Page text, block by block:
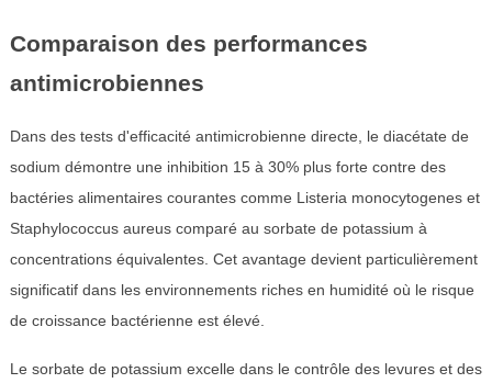
Comparaison des performances
antimicrobiennes
Dans des tests d'efficacité antimicrobienne directe, le diacétate de
sodium démontre une inhibition 15 à 30% plus forte contre des
bactéries alimentaires courantes comme Listeria monocytogenes et
Staphylococcus aureus comparé au sorbate de potassium à
concentrations équivalentes. Cet avantage devient particulièrement
significatif dans les environnements riches en humidité où le risque
de croissance bactérienne est élevé.
Le sorbate de potassium excelle dans le contrôle des levures et des